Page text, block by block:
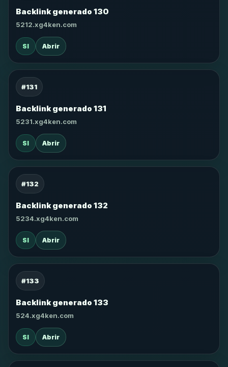
Backlink generado 130
5212.xg4ken.com
SI Abrir
#131
Backlink generado 131
5231.xg4ken.com
SI Abrir
#132
Backlink generado 132
5234.xg4ken.com
SI Abrir
#133
Backlink generado 133
524.xg4ken.com
SI Abrir